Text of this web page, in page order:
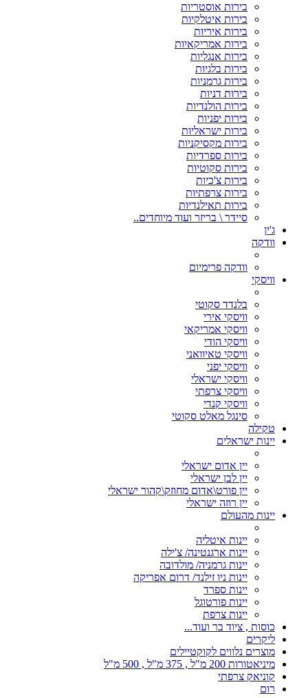
בירות אוסטריות
בירות איטלקיות
בירות איריות
בירות אמריקאיות
בירות אנגליות
בירות בלגיות
בירות גרמניות
בירות דניות
בירות הולנדיות
בירות יפניות
בירות ישראליות
בירות מקסיקניות
בירות ספרדיות
בירות סקוטיות
בירות צ'כיות
בירות צרפתיות
בירות תאילנדיות
סיידר \ בריזר ועוד מיוחדים..
ג'ין
וודקה
וודקה פרימיום
וויסקי
בלנדד סקוטי
וויסקי אירי
וויסקי אמריקאי
וויסקי הודי
וויסקי טאיוואני
וויסקי יפני
וויסקי ישראלי
וויסקי צרפתי
וויסקי קנדי
סינגל מאלט סקוטי
טקילה
יינות ישראלים
יין אדום ישראלי
יין לבן ישראלי
יין פורט\אדום מחוזק\קהור ישראלי
יין רוזה ישראלי
יינות מהעולם
יינות איטליה
יינות ארגנטינה/ צ'ילה
יינות גרמניה/ מולדובה
יינות ניו זילנד/ דרום אפריקה
יינות ספרד
יינות פורטוגל
יינות צרפת
כוסות , ציוד בר ועוד...
ליקרים
מוצרים נלווים לקוקטיילים
מיניאטורות 200 מ"ל , 375 מ"ל , 500 מ"ל
קוניאק צרפתי
רום